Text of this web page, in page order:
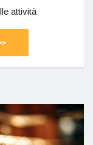
attività